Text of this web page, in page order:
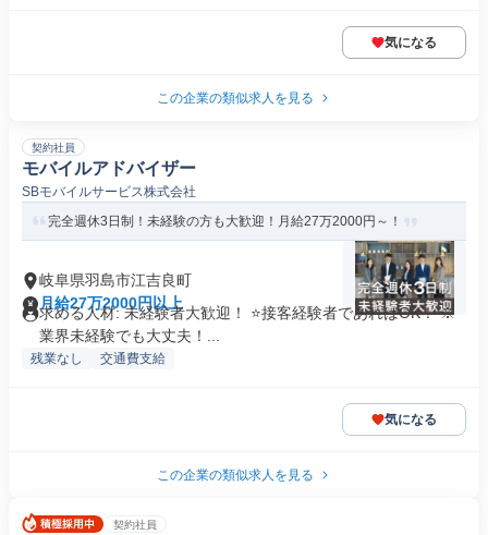
気になる
この企業の類似求人を見る
契約社員
モバイルアドバイザー
SBモバイルサービス株式会社
完全週休3日制！未経験の方も大歓迎！月給27万2000円～！
岐阜県羽島市江吉良町
月給27万2000円以上
求める人材: 未経験者大歓迎！ ⭐接客経験者であればOK！ ※
業界未経験でも大丈夫！...
残業なし 交通費支給
気になる
この企業の類似求人を見る
契約社員